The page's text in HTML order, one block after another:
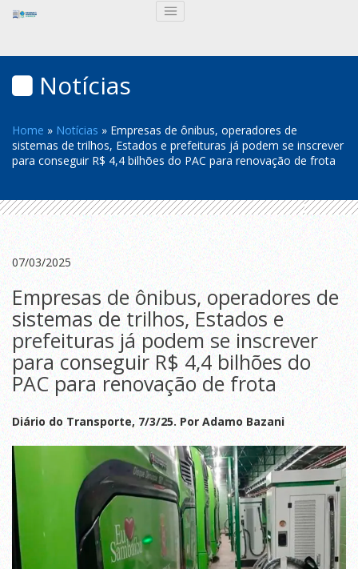
Notícias
Home » Notícias » Empresas de ônibus, operadores de
sistemas de trilhos, Estados e prefeituras já podem se inscrever
para conseguir R$ 4,4 bilhões do PAC para renovação de frota
07/03/2025
Empresas de ônibus, operadores de
sistemas de trilhos, Estados e
prefeituras já podem se inscrever
para conseguir R$ 4,4 bilhões do
PAC para renovação de frota
Diário do Transporte, 7/3/25. Por Adamo Bazani